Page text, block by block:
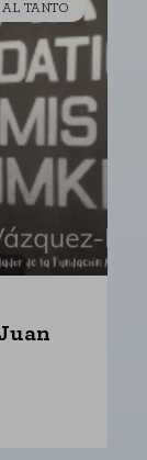
AL TANTO
configurar tus